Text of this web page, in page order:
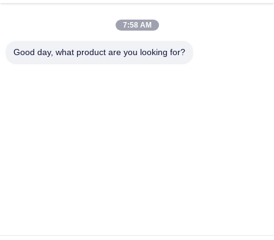
7:58 AM
Good day, what product are you looking for?